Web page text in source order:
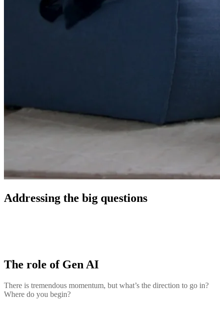
Addressing the big questions
The role of Gen AI
There is tremendous momentum, but what’s the direction to go in?
Where do you begin?